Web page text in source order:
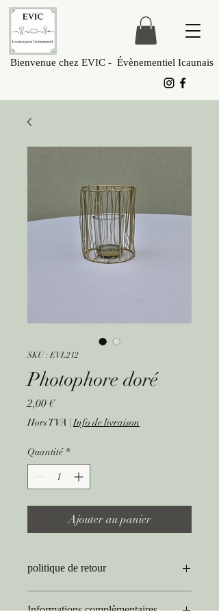
Bienvenue chez EVIC - Évènementiel Icaunais
SKU : EVL212
Photophore doré
2,00 €Prix
Hors TVA |Info de livraison
Quantité *
Ajouter au panier
politique de retour
Informations complèmentaires